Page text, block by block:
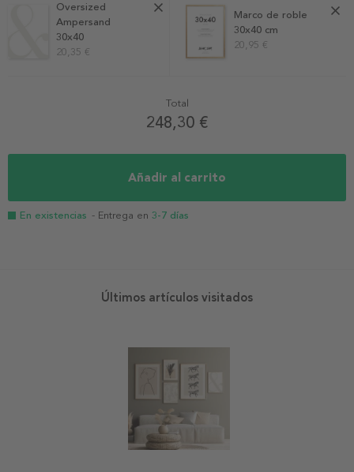
Oversized
Ampersand
30x40
20,35 €
Marco de roble
30x40 cm
20,95 €
Total
248,30 €
Añadir al carrito
En existencias - Entrega en 3-7 días
Últimos artículos visitados